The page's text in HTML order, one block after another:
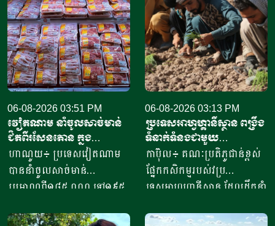
06-08-2026 03:51 PM
វៀតណាម នាំចូលសាច់មាន់
ជិតពីរសែនតោន ក្នុង
ឆមាសទី១ ដោយភាគច្រើននាំ
ចូលពីអាម៉េរិក
ហាណូយ៖ ប្រទេសវៀតណាម
បាននាំចូលសាច់មាន់
ប្រមាណពី១៨៥ ០០០ ទៅ១៩៥
ឆ្នាំ២០២៦នេះ ដោយក្នុងនោះការ
06-08-2026 03:13 PM
ប្រទេសអាហ្វហ្គានីស្ថាន ពង្រឹង
ទំនាក់ទំនងជាមួយ
ប្រទេសម៉ុលដូវ៉ា ដើម្បីជំរុញ
កិច្ចសហប្រតិបត្តិការផ្នែក
វិទ្យាសាស្ត្រ និងកសិកម្ម
កាប៊ុល៖ គណៈប្រតិភូជាន់ខ្ពស់
ផ្នែកកសិកម្មរបស់វប្រ
ទេសអាហ្វហ្គានីស្ថាន ដែលដឹកនាំ
អាហ្សាម អូសម៉ានី (Sadr Azam